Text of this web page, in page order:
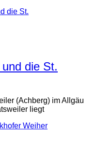
die St.
(Achberg) im Allgäu
liegt